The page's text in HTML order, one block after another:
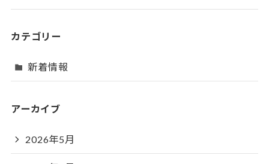
カテゴリー
新着情報
アーカイブ
2026年5月